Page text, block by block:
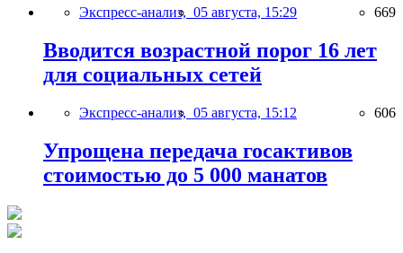
Экспресс-анализ, 05 августа, 15:29 669
Вводится возрастной порог 16 лет
для социальных сетей
Экспресс-анализ, 05 августа, 15:12 606
Упрощена передача госактивов
стоимостью до 5 000 манатов